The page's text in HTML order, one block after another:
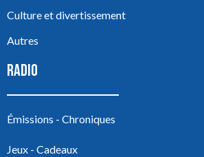
Culture et divertissement
Autres
RADIO
Émissions - Chroniques
Jeux - Cadeaux